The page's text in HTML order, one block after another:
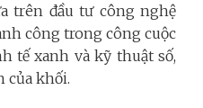
trên đầu tư công nghệ
công trong công cuộc
tế xanh và kỹ thuật số,
của khối.